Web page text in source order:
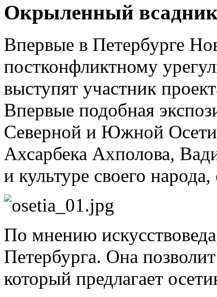
Окрыленный
Впервые в Петербурге
постконфликтному
выступят участник
Впервые подобная
Северной и Южной
Ахсарбека Ахполова,
и культуре своего
По мнению
Петербурга. Она
который предлагает